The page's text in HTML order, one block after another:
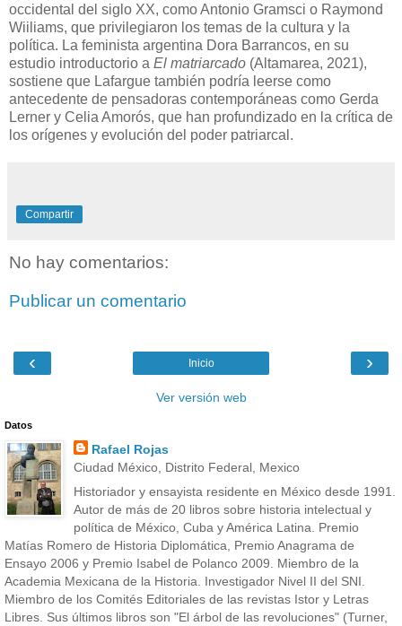
occidental del siglo XX, como Antonio Gramsci o Raymond
Wiiliams, que privilegiaron los temas de la cultura y la
política. La feminista argentina Dora Barrancos, en su
estudio introductorio a El matriarcado (Altamarea, 2021),
sostiene que Lafargue también podría leerse como
antecedente de pensadoras contemporáneas como Gerda
Lerner y Celia Amorós, que han profundizado en la crítica de
los orígenes y evolución del poder patriarcal.
Compartir
No hay comentarios:
Publicar un comentario
‹ ›
Inicio
Ver versión web
Datos
Rafael Rojas
Ciudad México, Distrito Federal, Mexico
Historiador y ensayista residente en México desde 1991.
Autor de más de 20 libros sobre historia intelectual y
política de México, Cuba y América Latina. Premio
Matías Romero de Historia Diplomática, Premio Anagrama de
Ensayo 2006 y Premio Isabel de Polanco 2009. Miembro de la
Academia Mexicana de la Historia. Investigador Nivel II del SNI.
Miembro de los Comités Editoriales de las revistas Istor y Letras
Libres. Sus últimos libros son "El árbol de las revoluciones" (Turner,